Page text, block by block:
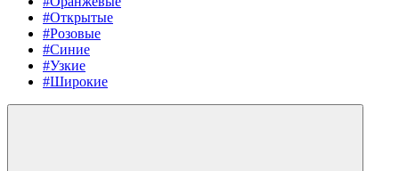
#Открытые
#Розовые
#Синие
#Узкие
#Широкие